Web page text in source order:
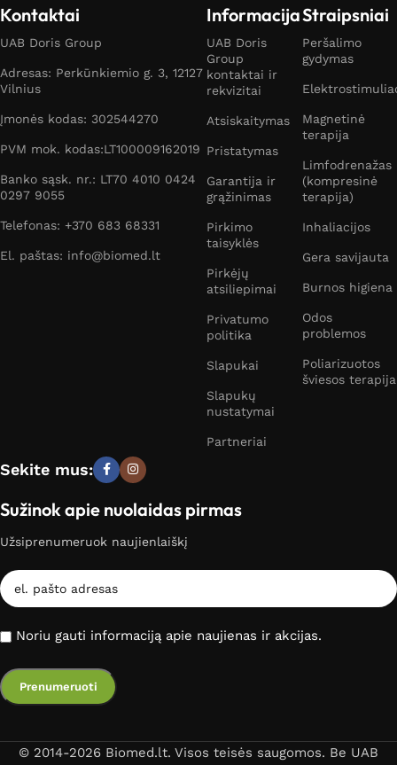
Kontaktai
UAB Doris Group
Adresas: Perkūnkiemio g. 3, 12127
Vilnius
Įmonės kodas: 302544270
PVM mok. kodas:LT100009162019
Banko sąsk. nr.: LT70 4010 0424
0297 9055
Telefonas: +370 683 68331
El. paštas: info@biomed.lt
Informacija
UAB Doris
Group
kontaktai ir
rekvizitai
Atsiskaitymas
Pristatymas
Garantija ir
grąžinimas
Pirkimo
taisyklės
Pirkėjų
atsiliepimai
Privatumo
politika
Slapukai
Slapukų
nustatymai
Partneriai
Straipsniai
Peršalimo
gydymas
Magnetinė
terapija
Limfodrenažas
(kompresinė
terapija)
Inhaliacijos
Gera savijauta
Burnos higiena
Odos
problemos
Poliarizuotos
šviesos terapija
Sekite mus:
Sužinok apie nuolaidas pirmas
Užsiprenumeruok naujienlaiškį
Noriu gauti informaciją apie naujienas ir akcijas.
© 2014-2026 Biomed.lt. Visos teisės saugomos. Be UAB